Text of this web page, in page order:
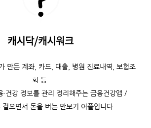
캐시닥/캐시워크
만든 계좌, 카드, 대출, 병원 진료내역, 보험조
회 등
·건강 정보를 관리 정리해주는 금융건강앱 /
걸으면서 돈을 버는 만보기 어플입니다